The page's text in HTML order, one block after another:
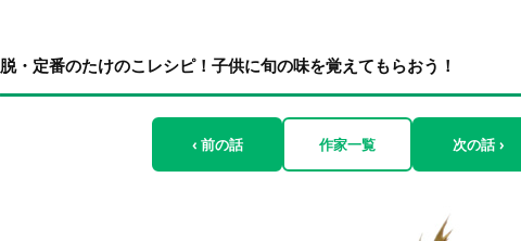
脱・定番のたけのこレシピ！子供に旬の味を覚えてもらおう！
‹ 前の話 作家一覧 次の話 ›